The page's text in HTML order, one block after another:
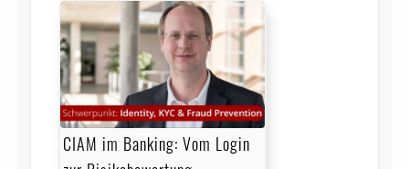
CIAM im Banking: Vom Login